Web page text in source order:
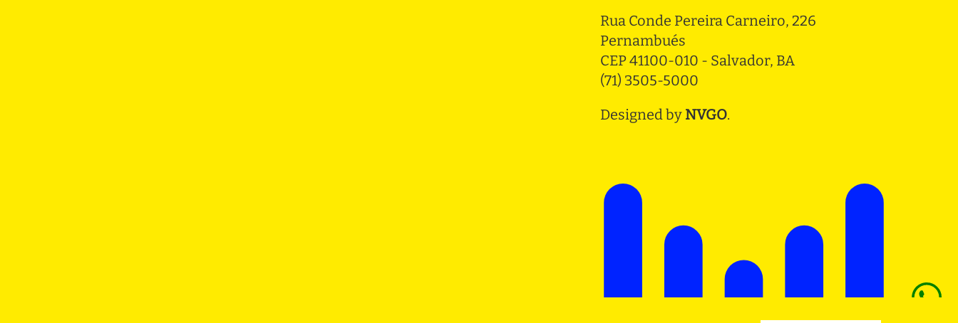
Rua Conde Pereira Carneiro, 226
Pernambués
CEP 41100-010 - Salvador, BA
(71) 3505-5000
Designed by NVGO.